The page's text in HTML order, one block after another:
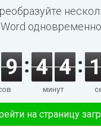
одновременно.
9 4 4
минут
1
на страницу